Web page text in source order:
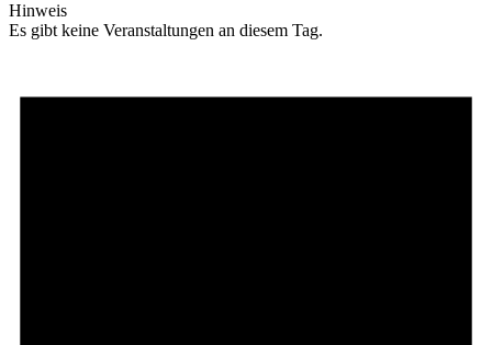
Hinweis
Es gibt keine Veranstaltungen an diesem Tag.